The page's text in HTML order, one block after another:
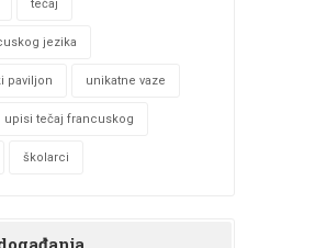
tečaj
jezika
paviljon unikatne vaze
upisi tečaj francuskog
školarci